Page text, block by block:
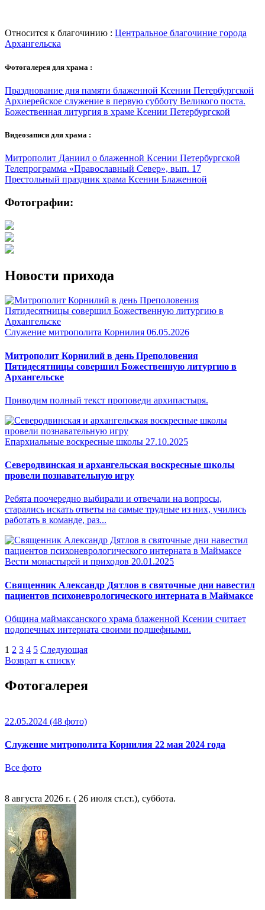
Относится к благочинию : Центральное благочиние города
Архангельска
Фотогалерея для храма :
Празднование дня памяти блаженной Ксении Петербургской
Архиерейское служение в первую субботу Великого поста.
Божественная литургия в храме Ксении Петербургской
Видеозаписи для храма :
Митрополит Даниил о блаженной Ксении Петербургской
Телепрограмма «Православный Север», вып. 17
Престольный праздник храма Ксении Блаженной
Фотографии:
Новости прихода
Служение митрополита Корнилия 06.05.2026
Митрополит Корнилий в день Преполовения
Пятидесятницы совершил Божественную литургию в
Архангельске
Приводим полный текст проповеди архипастыря.
Епархиальные воскресные школы 27.10.2025
Северодвинская и архангельская воскресные школы
провели познавательную игру
Ребята поочередно выбирали и отвечали на вопросы,
старались искать ответы на самые трудные из них, учились
работать в команде, раз...
Вести монастырей и приходов 20.01.2025
Священник Александр Дятлов в святочные дни навестил
пациентов психоневрологического интерната в Маймаксе
Община маймаксанского храма блаженной Ксении считает
подопечных интерната своими подшефными.
1 2 3 4 5 Следующая
Возврат к списку
Фотогалерея
22.05.2024 (48 фото)
Служение митрополита Корнилия 22 мая 2024 года
Все фото
8 августа 2026 г. ( 26 июля ст.ст.), суббота.